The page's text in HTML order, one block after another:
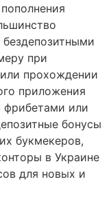
при
прохождении
приложения
фрибетами или
бонусы
букмекеров,
в Украине
для новых и